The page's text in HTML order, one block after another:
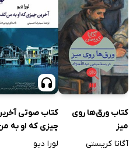
کتاب ورق‌ها روی
میز
آگاتا کریستی
کتاب صوتی
چیزی که او به
گفت
لورا دیو